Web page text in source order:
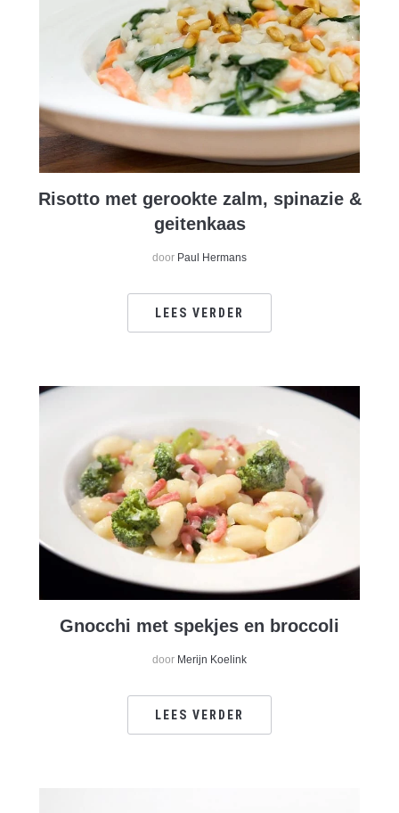
Risotto met gerookte zalm, spinazie &
geitenkaas
door Paul Hermans
LEES VERDER
Gnocchi met spekjes en broccoli
door Merijn Koelink
LEES VERDER